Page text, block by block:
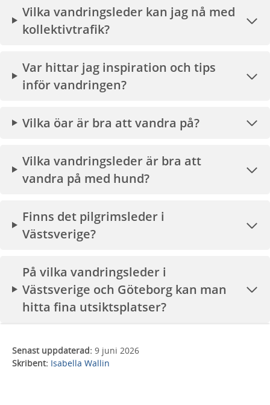
Vilka vandringsleder kan jag nå med
kollektivtrafik?
Var hittar jag inspiration och tips
inför vandringen?
Vilka öar är bra att vandra på?
Vilka vandringsleder är bra att
vandra på med hund?
Finns det pilgrimsleder i
Västsverige?
På vilka vandringsleder i
Västsverige och Göteborg kan man
hitta fina utsiktsplatser?
Senast uppdaterad: 9 juni 2026
Skribent: Isabella Wallin